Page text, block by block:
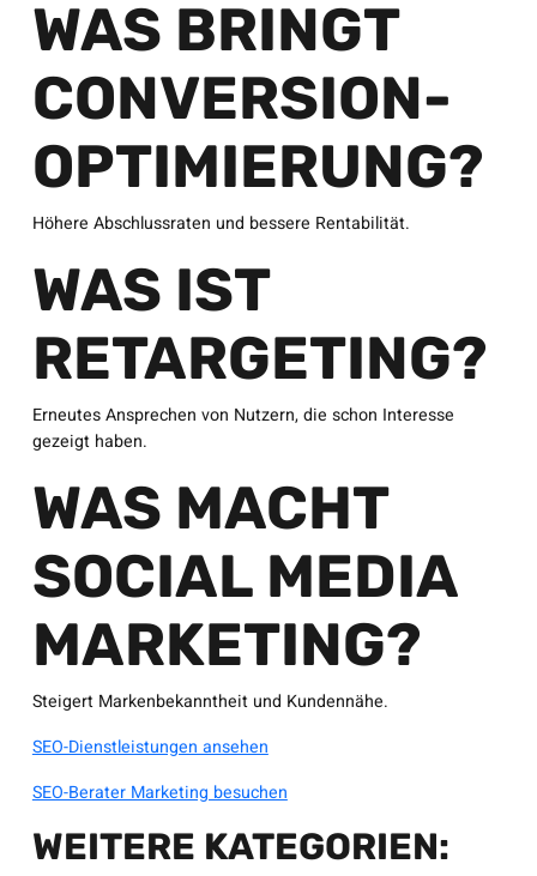
WAS BRINGT
CONVERSION-
OPTIMIERUNG?
Höhere Abschlussraten und bessere Rentabilität.
WAS IST
RETARGETING?
Erneutes Ansprechen von Nutzern, die schon Interesse
gezeigt haben.
WAS MACHT
SOCIAL MEDIA
MARKETING?
Steigert Markenbekanntheit und Kundennähe.
SEO-Dienstleistungen ansehen
SEO-Berater Marketing besuchen
WEITERE KATEGORIEN: